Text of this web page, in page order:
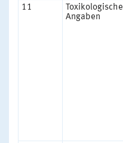
11
Toxikologische
Angaben